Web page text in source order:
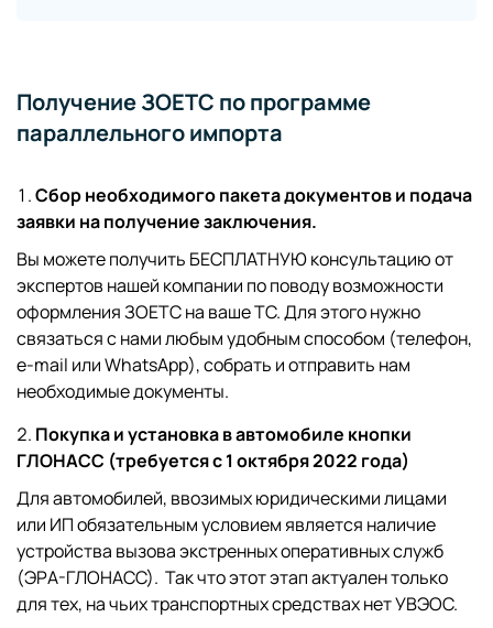
Получение ЗОЕТС по программе
параллельного импорта
Сбор необходимого пакета документов и подача
заявки на получение заключения.
Вы можете получить БЕСПЛАТНУЮ консультацию от
экспертов нашей компании по поводу возможности
оформления ЗОЕТС на ваше ТС. Для этого нужно
связаться с нами любым удобным способом (телефон,
e-mail или WhatsApp), собрать и отправить нам
необходимые документы.
Покупка и установка в автомобиле кнопки
ГЛОНАСС (требуется с 1 октября 2022 года)
Для автомобилей, ввозимых юридическими лицами
или ИП обязательным условием является наличие
устройства вызова экстренных оперативных служб
(ЭРА-ГЛОНАСС). Так что этот этап актуален только
для тех, на чьих транспортных средствах нет УВЭОС.